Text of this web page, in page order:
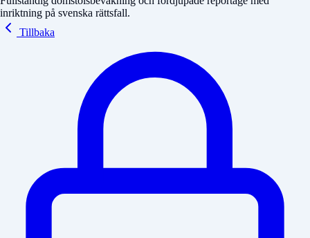
inriktning på svenska rättsfall.
Tillbaka